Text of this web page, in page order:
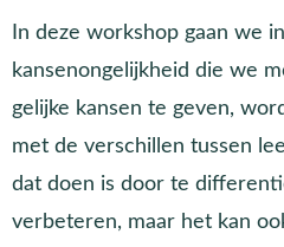
In deze workshop gaan we
kansenongelijkheid die we
gelijke kansen te geven,
met de verschillen tussen
dat doen is door te
verbeteren, maar het kan